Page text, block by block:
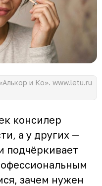
и Ко». www.letu.ru
консилер
а у других —
подчёркивает
зачем нужен